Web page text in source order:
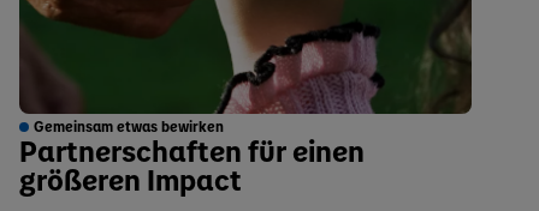
Gemeinsam etwas bewirken
Partnerschaften für einen
größeren Impact